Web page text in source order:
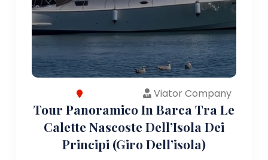
Viator Company
Tour Panoramico In Barca Tra Le
Calette Nascoste Dell’Isola Dei
Principi (giro Dell’isola)